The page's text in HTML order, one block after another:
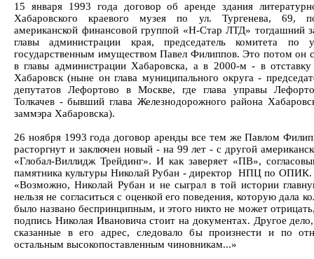
15 января 1993 года договор об аренде здания
Хабаровского краевого музея по ул. Тургенева, 69,
американской финансовой группой «Н-Стар ЛТД» тогдашний
главы администрации края, председатель комитета по
государственным имуществом Павел Филиппов. Это потом он
в главы администрации Хабаровска, а в 2000-м - в
Хабаровск (ныне он глава муниципального округа -
депутатов Лефортово в Москве, где глава управы
Толкачев - бывший глава Железнодорожного района
заммэра Хабаровска).
26 ноября 1993 года договор аренды все тем же Павлом
расторгнут и заключен новый - на 99 лет - с другой
«Глобал-Виллидж Трейдинг». И как заверяет «ПВ»,
памятника культуры Николай Рубан - директор НПЦ по
«Возможно, Николай Рубан и не сыграл в той истории
нельзя не согласиться с оценкой его поведения, которую дала
было названо беспринципным, и этого никто не может
подпись Николая Ивановича стоит на документах. Другое
сказанные в его адрес, следовало бы произнести и по
остальным высокопоставленным чиновникам...»